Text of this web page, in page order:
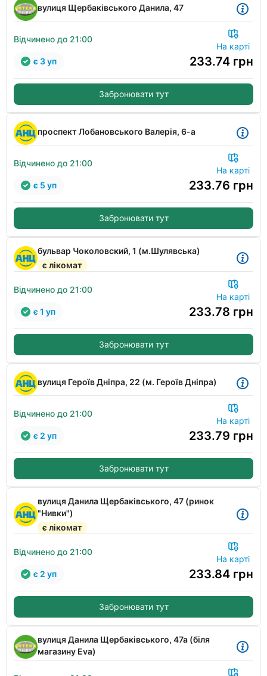
вулиця Щербаківського Данила, 47
Відчинено до 21:00
На карті
233.74 грн
є 3 уп
Забронювати тут
проспект Лобановського Валерія, 6-а
Відчинено до 21:00
На карті
233.76 грн
є 5 уп
Забронювати тут
бульвар Чоколовский, 1 (м.Шулявська)
є лікомат
Відчинено до 21:00
На карті
233.78 грн
є 1 уп
Забронювати тут
вулиця Героїв Дніпра, 22 (м. Героїв Дніпра)
Відчинено до 21:00
На карті
233.79 грн
є 2 уп
Забронювати тут
вулиця Данила Щербаківського, 47 (ринок
"Нивки")
є лікомат
Відчинено до 21:00
На карті
233.84 грн
є 2 уп
Забронювати тут
вулиця Данила Щербаківського, 47а (біля
магазину Eva)